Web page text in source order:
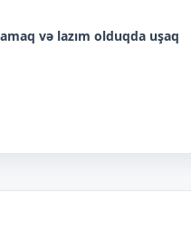
və lazım olduqda uşaq